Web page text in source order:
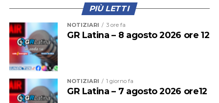
PIÙ LETTI
NOTIZIARI 3 ore fa
GR Latina – 8 agosto 2026 ore 12
NOTIZIARI 1 giorno fa
GR Latina – 7 agosto 2026 ore12